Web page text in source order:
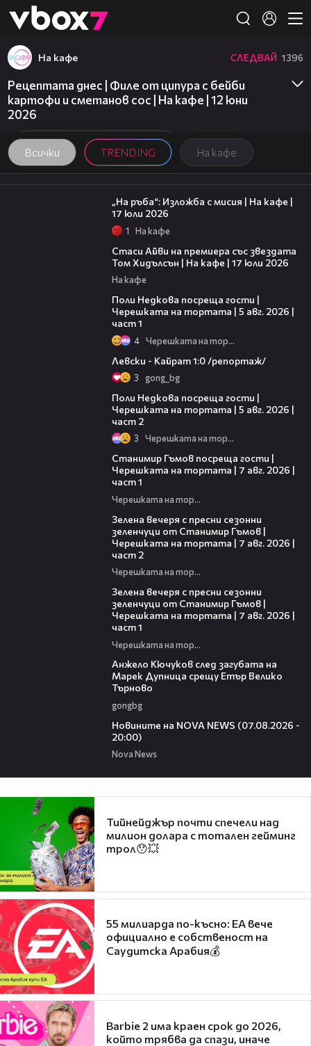
👾
Всички TRENDING На кафе
На кафе СЛЕДВАЙ 1396
Рецептата днес | Филе от ципура с бейби
картофи и сметанов сос | На кафе | 12 юни
2026
09:09
„На ръба“: Изложба с мисия | На кафе |
17 юли 2026
1 На кафе
Стаси Айви на премиера със звездата
Том Хидълсън | На кафе | 17 юли 2026
На кафе
Поли Недкова посреща гости |
Черешката на тортата | 5 авг. 2026 |
част 1
4 Черешката на тортата
Левски - Кайрат 1:0 /репортаж/
3 gong_bg
Поли Недкова посреща гости |
Черешката на тортата | 5 авг. 2026 |
част 2
3 Черешката на тортата
Станимир Гъмов посреща гости |
Черешката на тортата | 7 авг. 2026 |
част 1
Черешката на тортата
Зелена вечеря с пресни сезонни
зеленчуци от Станимир Гъмов |
Черешката на тортата | 7 авг. 2026 |
част 2
Черешката на тортата
Зелена вечеря с пресни сезонни
зеленчуци от Станимир Гъмов |
Черешката на тортата | 7 авг. 2026 |
част 1
Черешката на тортата
Анжело Кючуков след загубата на
Марек Дупница срещу Етър Велико
Търново
gongbg
Новините на NOVA NEWS (07.08.2026 -
20:00)
Nova News
Тийнейджър почти спечели над
милион долара с тотален гейминг
трол😯💥
55 милиарда по-късно: EA вече
официално е собственост на
Саудитска Арабия💰
Barbie 2 има краен срок до 2026,
който трябва да спази, иначе